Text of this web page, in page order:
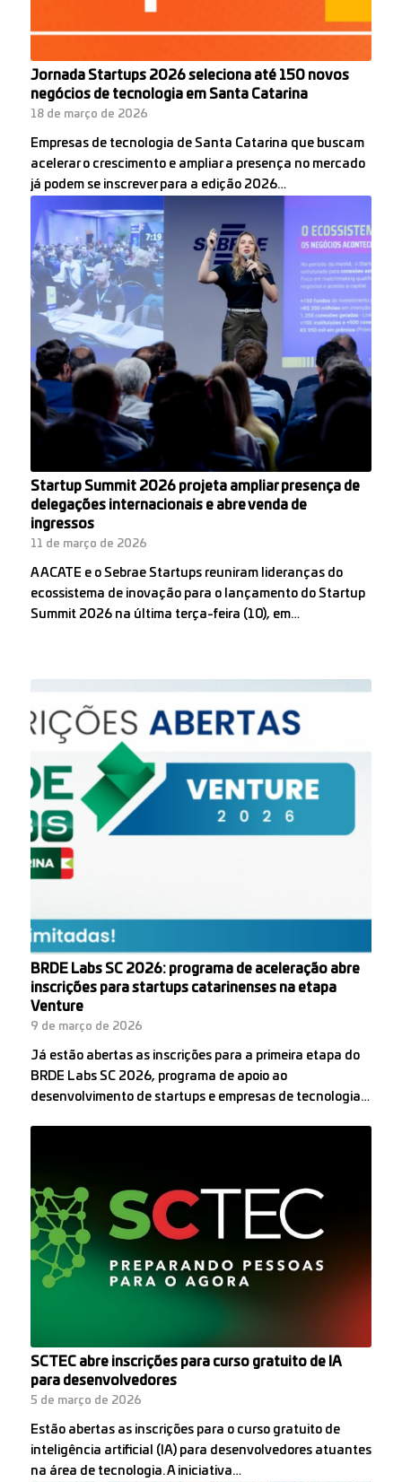
Jornada Startups 2026 seleciona até 150 novos
negócios de tecnologia em Santa Catarina
18 de março de 2026
Empresas de tecnologia de Santa Catarina que buscam
acelerar o crescimento e ampliar a presença no mercado
já podem se inscrever para a edição 2026…
Startup Summit 2026 projeta ampliar presença de
delegações internacionais e abre venda de
ingressos
11 de março de 2026
A ACATE e o Sebrae Startups reuniram lideranças do
ecossistema de inovação para o lançamento do Startup
Summit 2026 na última terça-feira (10), em…
BRDE Labs SC 2026: programa de aceleração abre
inscrições para startups catarinenses na etapa
Venture
9 de março de 2026
Já estão abertas as inscrições para a primeira etapa do
BRDE Labs SC 2026, programa de apoio ao
desenvolvimento de startups e empresas de tecnologia…
SCTEC abre inscrições para curso gratuito de IA
para desenvolvedores
5 de março de 2026
Estão abertas as inscrições para o curso gratuito de
inteligência artificial (IA) para desenvolvedores atuantes
na área de tecnologia. A iniciativa…